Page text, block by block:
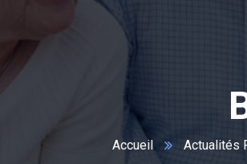
Accueil Actualités